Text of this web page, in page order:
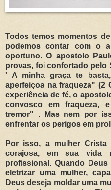
Todos temos momentos
podemos contar com o
oportuno. O apostolo
provas, foi confortado pelo
' A minhagraça te
aperfeiçoa na fraqueza" (2
experiência de fé, o
convosco em fraqueza,
tremor" . Mas nem por
enfrentar os perigos em
Por isso, a mulher
corajosa, em sua vida
profissional. Quando
eletrizar uma mulher,
Deus deseja moldar uma